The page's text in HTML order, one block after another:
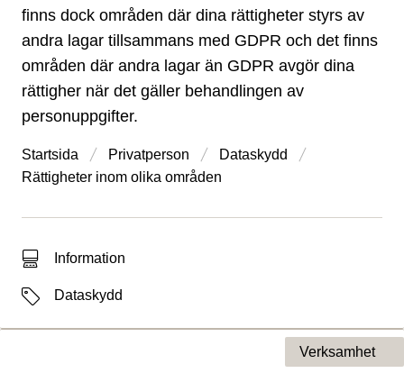
finns dock områden där dina rättigheter styrs av
andra lagar tillsammans med GDPR och det finns
områden där andra lagar än GDPR avgör dina
rättigher när det gäller behandlingen av
personuppgifter.
Startsida Privatperson
Dataskydd
Rättigheter inom olika områden
Typ av sökträff
Information
EtiketterDataskydd
Verksamhet